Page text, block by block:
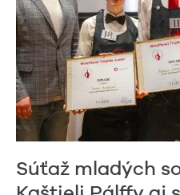
Súťaž mladých